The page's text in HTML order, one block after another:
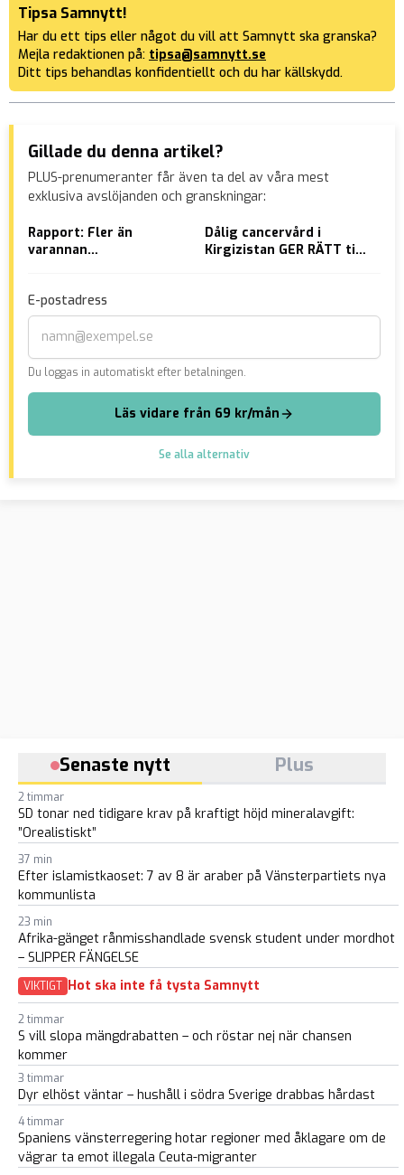
Tipsa Samnytt!
Har du ett tips eller något du vill att Samnytt ska granska?
Mejla redaktionen på: tipsa@samnytt.se
Ditt tips behandlas konfidentiellt och du har källskydd.
Gillade du denna artikel?
PLUS-prenumeranter får även ta del av våra mest
exklusiva avslöjanden och granskningar:
Rapport: Fler än
varannan
Dålig cancervård i
Kirgizistan GER RÄTT till
E-postadress
Du loggas in automatiskt efter betalningen.
Läs vidare från 69 kr/mån
Se alla alternativ
Senaste nytt Plus
2 timmar
SD tonar ned tidigare krav på kraftigt höjd mineralavgift:
”Orealistiskt”
37 min
Efter islamistkaoset: 7 av 8 är araber på Vänsterpartiets nya
kommunlista
23 min
Afrika-gänget rånmisshandlade svensk student under mordhot
– SLIPPER FÄNGELSE
VIKTIGT Hot ska inte få tysta Samnytt
2 timmar
S vill slopa mängdrabatten – och röstar nej när chansen
kommer
3 timmar
Dyr elhöst väntar – hushåll i södra Sverige drabbas hårdast
4 timmar
Spaniens vänsterregering hotar regioner med åklagare om de
vägrar ta emot illegala Ceuta-migranter